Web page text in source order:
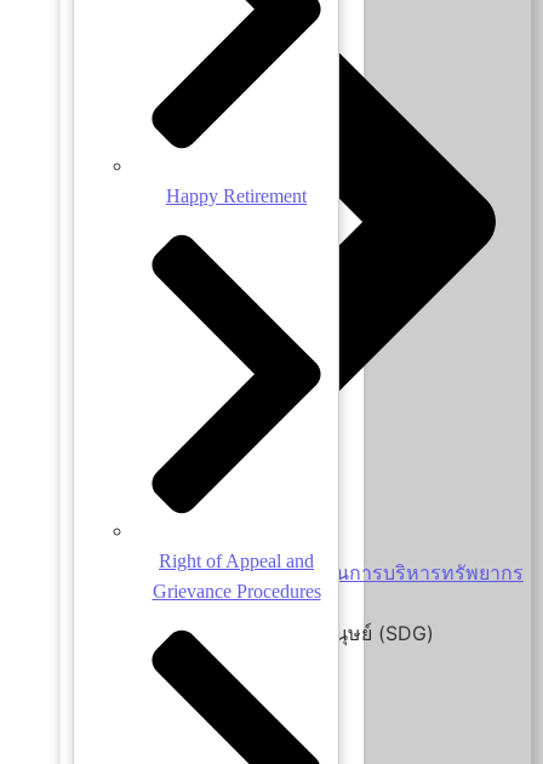
นโยบายความเท่าเทียมด้านการบริหารทรัพยากร
มนุษย์
ความยั่งยืนด้านทรัพยากรมนุษย์ (SDG)
Happy Retirement
Right of Appeal and
Grievance Procedures